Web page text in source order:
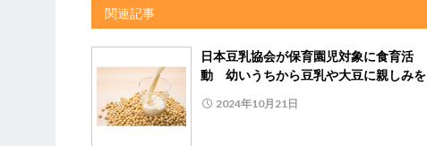
関連記事
日本豆乳協会が保育園児対象に食育活
動 幼いうちから豆乳や大豆に親しみを
2024年10月21日